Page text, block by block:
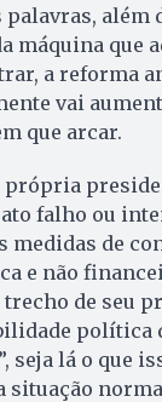
palavras, além
máquina que
a reforma
vai
que arcar.
falho ou
medidas de
e não
de seu
política
seja lá o que
situação